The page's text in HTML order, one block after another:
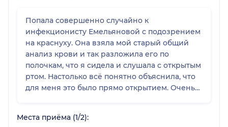
Попала совершенно случайно к
инфекционисту Емельяновой с подозрением
на краснуху. Она взяла мой старый общий
анализ крови и так разложила его по
полочкам, что я сидела и слушала с открытым
ртом. Настолько всё понятно объяснила, что
для меня это было прямо открытием. Очень
ней повторно по результатам анализов.
Места приёма (1/2):